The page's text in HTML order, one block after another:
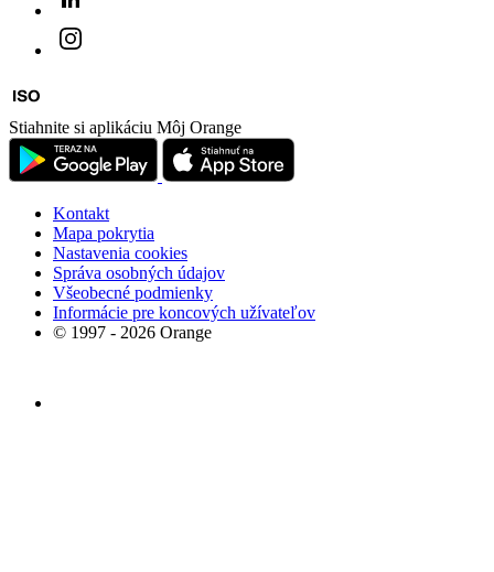
Stiahnite si aplikáciu Môj Orange
Kontakt
Mapa pokrytia
Nastavenia cookies
Správa osobných údajov
Všeobecné podmienky
Informácie pre koncových užívateľov
© 1997 - 2026 Orange